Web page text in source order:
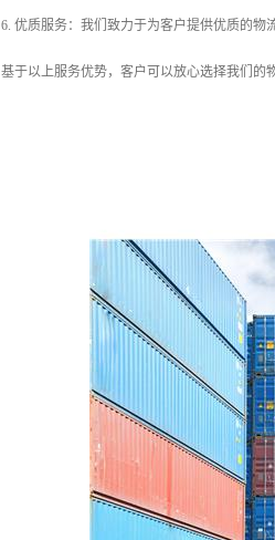
6. 优质服务：我们致力于为客户提供优质的物
基于以上服务优势，客户可以放心选择我们的